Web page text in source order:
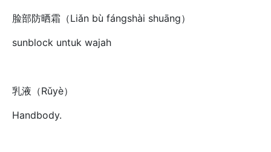
脸部防晒霜（Liǎn bù fángshài shuāng）
sunblock untuk wajah
乳液（Rǔyè）
Handbody.